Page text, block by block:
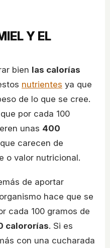
Y EL
bien las calorías
nutrientes ya que
de lo que se cree.
por cada 100
unas 400
carecen de
o valor nutricional.
de aportar
hace que se
cada 100 gramos de
calororías. Si es
con una cucharada